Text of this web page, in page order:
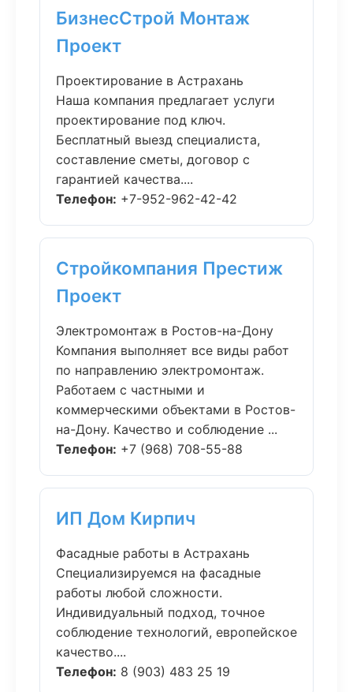
БизнесСтрой Монтаж
Проект
Проектирование в Астрахань
Наша компания предлагает услуги
проектирование под ключ.
Бесплатный выезд специалиста,
составление сметы, договор с
гарантией качества....
Телефон: +7-952-962-42-42
Стройкомпания Престиж
Проект
Электромонтаж в Ростов-на-Дону
Компания выполняет все виды работ
по направлению электромонтаж.
Работаем с частными и
коммерческими объектами в Ростов-
на-Дону. Качество и соблюдение ...
Телефон: +7 (968) 708-55-88
ИП Дом Кирпич
Фасадные работы в Астрахань
Специализируемся на фасадные
работы любой сложности.
Индивидуальный подход, точное
соблюдение технологий, европейское
качество....
Телефон: 8 (903) 483 25 19